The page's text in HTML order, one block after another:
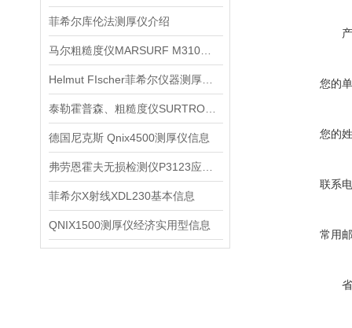
菲希尔库伦法测厚仪介绍
德国尼克斯 Qnix4500测厚仪信息
菲希尔X射线XDL230基本信息
QNIX1500测厚仪经济实用型信息
您的
您的
联系
常用